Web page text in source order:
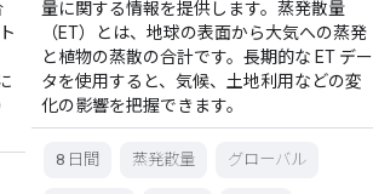
量に関する情報を提供します。蒸発散量
（ET）とは、地球の表面から大気への蒸発
と植物の蒸散の合計です。長期的な ET デー
タを使用すると、気候、土地利用などの変
化の影響を把握できます。
8 日間 蒸発散量 グローバル